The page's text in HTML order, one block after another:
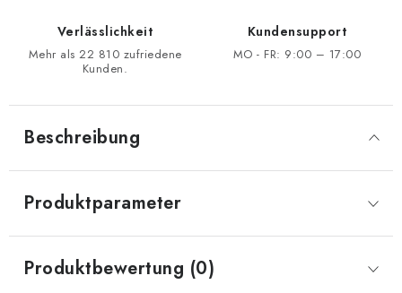
Verlässlichkeit
Mehr als 22 810 zufriedene
Kunden.
Kundensupport
MO - FR: 9:00 – 17:00
Beschreibung
Produktparameter
Produktbewertung (0)